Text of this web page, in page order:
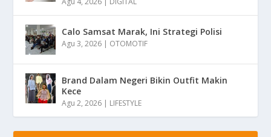
Calo Samsat Marak, Ini Strategi Polisi
Agu 3, 2026 | OTOMOTIF
Brand Dalam Negeri Bikin Outfit Makin
Kece
Agu 2, 2026 | LIFESTYLE